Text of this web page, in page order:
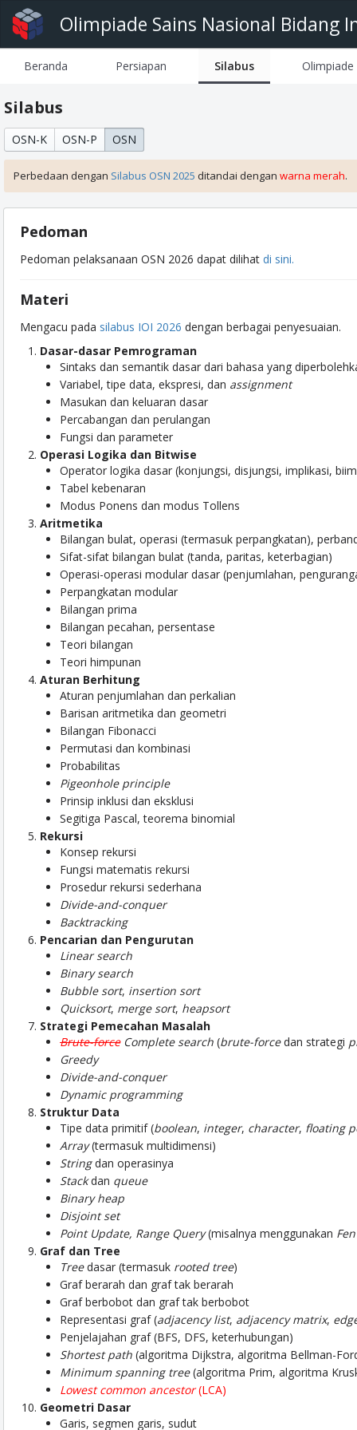
Olimpiade Sains Nasional Bidang
Beranda Persiapan Silabus Olimpiade
Silabus
OSN-K OSN-P OSN
Perbedaan dengan Silabus OSN 2025 ditandai dengan warna merah.
Pedoman
Pedoman pelaksanaan OSN 2026 dapat dilihat di sini.
Materi
Mengacu pada silabus IOI 2026 dengan berbagai penyesuaian.
Dasar-dasar Pemrograman
Sintaks dan semantik dasar dari bahasa yang
Variabel, tipe data, ekspresi, dan assignment
Masukan dan keluaran dasar
Percabangan dan perulangan
Fungsi dan parameter
Operasi Logika dan Bitwise
Operator logika dasar (konjungsi, disjungsi, implikasi,
Tabel kebenaran
Modus Ponens dan modus Tollens
Aritmetika
Bilangan bulat, operasi (termasuk perpangkatan),
Sifat-sifat bilangan bulat (tanda, paritas, keterbagian)
Operasi-operasi modular dasar (penjumlahan,
Perpangkatan modular
Bilangan prima
Bilangan pecahan, persentase
Teori bilangan
Teori himpunan
Aturan Berhitung
Aturan penjumlahan dan perkalian
Barisan aritmetika dan geometri
Bilangan Fibonacci
Permutasi dan kombinasi
Probabilitas
Pigeonhole principle
Prinsip inklusi dan eksklusi
Segitiga Pascal, teorema binomial
Rekursi
Konsep rekursi
Fungsi matematis rekursi
Prosedur rekursi sederhana
Divide-and-conquer
Backtracking
Pencarian dan Pengurutan
Linear search
Binary search
Bubble sort, insertion sort
Quicksort, merge sort, heapsort
Strategi Pemecahan Masalah
Brute-force Complete search (brute-forcedan strategi
Greedy
Divide-and-conquer
Dynamic programming
Struktur Data
Tipe data primitif (boolean, integer, character, floating
Array(termasuk multidimensi)
Stringdan operasinya
Stackdan queue
Binary heap
Disjoint set
Point Update, Range Query(misalnya menggunakan
Graf dan Tree
Treedasar (termasuk rooted tree)
Graf berarah dan graf tak berarah
Graf berbobot dan graf tak berbobot
Representasi graf (adjacency list, adjacency matrix,
Penjelajahan graf (BFS, DFS, keterhubungan)
Shortest path (algoritma Dijkstra, algoritma Bellman-
Minimum spanning tree(algoritma Prim, algoritma
Lowest common ancestor(LCA)
Geometri Dasar
Garis, segmen garis, sudut